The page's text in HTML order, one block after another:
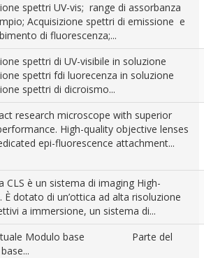
spettri UV-vis; range di assorbanza
Acquisizione spettri di emissione e
di fluorescenza;...
spettri di UV-visibile in soluzione
spettri fdi luorecenza in soluzione
spettri di dicroismo...
research microscope with superior
High-quality objective lenses
epi-fluorescence attachment...
CLS è un sistema di imaging High-
È dotato di un’ottica ad alta risoluzione
a immersione, un sistema di...
Modulo base Parte del